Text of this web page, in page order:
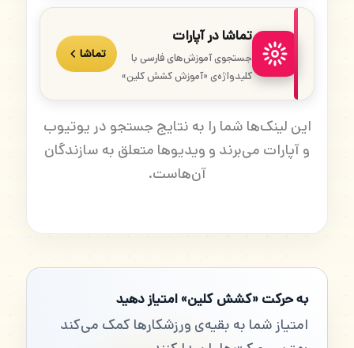
تماشا در آپارات
جستجوی آموزش‌های فارسی با
کلیدواژه‌ی «آموزش کشش کلین»
تماشا
این لینک‌ها شما را به نتایج جستجو در یوتیوب
و آپارات می‌برند و ویدیوها متعلق به سازندگان
آن‌هاست.
به حرکت «کشش کلین» امتیاز دهید
امتیاز شما به بقیه‌ی ورزشکارها کمک می‌کند